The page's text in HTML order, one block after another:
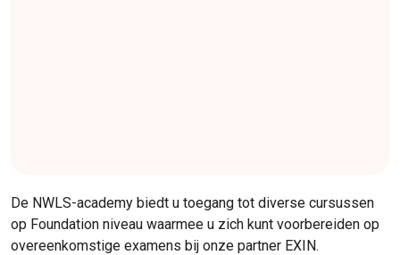
De NWLS-academy biedt u toegang tot diverse cursussen
op Foundation niveau waarmee u zich kunt voorbereiden op
overeenkomstige examens bij onze partner EXIN.